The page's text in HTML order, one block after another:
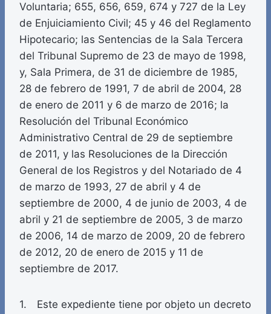
Voluntaria; 655, 656, 659, 674 y 727 de la Ley
de Enjuiciamiento Civil; 45 y 46 del Reglamento
Hipotecario; las Sentencias de la Sala Tercera
del Tribunal Supremo de 23 de mayo de 1998,
y, Sala Primera, de 31 de diciembre de 1985,
28 de febrero de 1991, 7 de abril de 2004, 28
de enero de 2011 y 6 de marzo de 2016; la
Resolución del Tribunal Económico
Administrativo Central de 29 de septiembre
de 2011, y las Resoluciones de la Dirección
General de los Registros y del Notariado de 4
de marzo de 1993, 27 de abril y 4 de
septiembre de 2000, 4 de junio de 2003, 4 de
abril y 21 de septiembre de 2005, 3 de marzo
de 2006, 14 de marzo de 2009, 20 de febrero
de 2012, 20 de enero de 2015 y 11 de
septiembre de 2017.
1. Este expediente tiene por objeto un decreto